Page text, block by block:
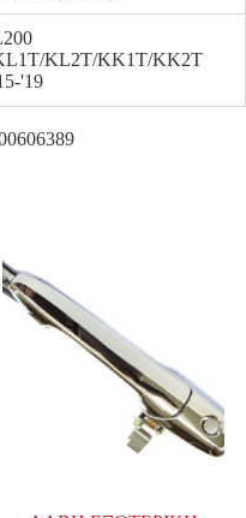
KL2T/KK1T/KK2T
'19